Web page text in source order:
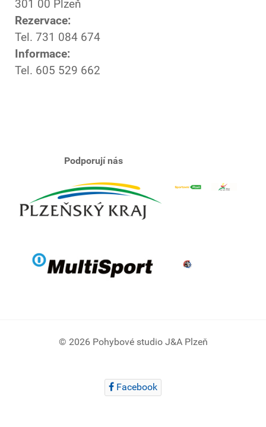
301 00 Plzeň
Rezervace:
Tel. 731 084 674
Informace:
Tel. 605 529 662
Podporují nás
© 2026 Pohybové studio J&A Plzeň
Facebook